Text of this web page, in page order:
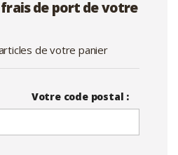
de port de votre
de votre panier
Votre code postal :